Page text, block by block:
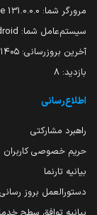
مرورگر شما: 131.0.0.0 Chrome
سیستم‌عامل شما:
آخرین بروزرسانی: ۱۴۰۵-۰۱-۲۲
بازدید: 8
اطلاع‌رسانی
راهبرد مشارکتی
حریم خصوصی کاربران
بیانیه تارنما
دستورالعمل بروز رسانی